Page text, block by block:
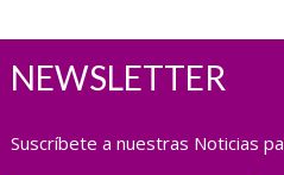
NEWSLETTER
Suscríbete a nuestras Noticias